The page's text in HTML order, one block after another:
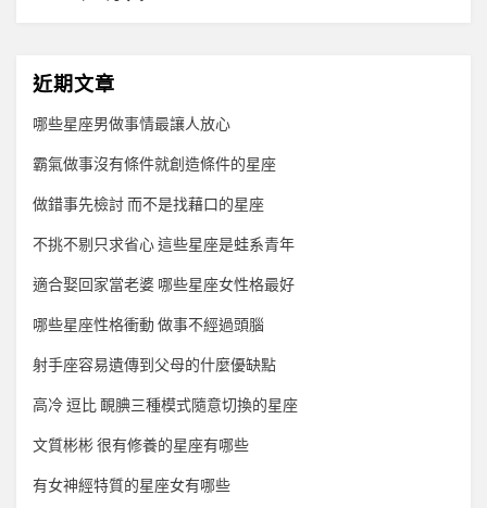
近期文章
哪些星座男做事情最讓人放心
霸氣做事沒有條件就創造條件的星座
做錯事先檢討 而不是找藉口的星座
不挑不剔只求省心 這些星座是蛙系青年
適合娶回家當老婆 哪些星座女性格最好
哪些星座性格衝動 做事不經過頭腦
射手座容易遺傳到父母的什麼優缺點
高冷 逗比 靦腆三種模式隨意切換的星座
文質彬彬 很有修養的星座有哪些
有女神經特質的星座女有哪些